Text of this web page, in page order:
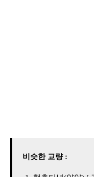
비슷한 교량 :